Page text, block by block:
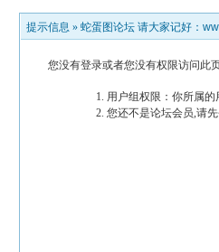
提示信息 » 蛇蛋图论坛 请大家记好：
您没有登录或者您没有权限访问此
用户组权限：你所属
您还不是论坛会员,请